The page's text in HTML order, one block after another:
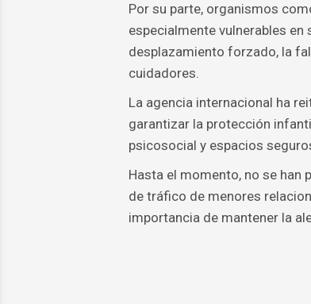
Por su parte, organismos
especialmente vulnerables
desplazamiento forzado, la
cuidadores.
La agencia internacional ha
garantizar la protección
psicosocial y espacios
Hasta el momento, no se
de tráfico de menores
importancia de mantener la